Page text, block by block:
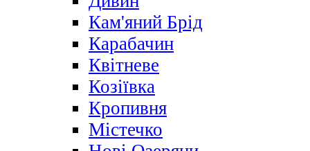
Кам'яний Брід
Карабачин
Квітневе
Козіївка
Кропивня
Містечко